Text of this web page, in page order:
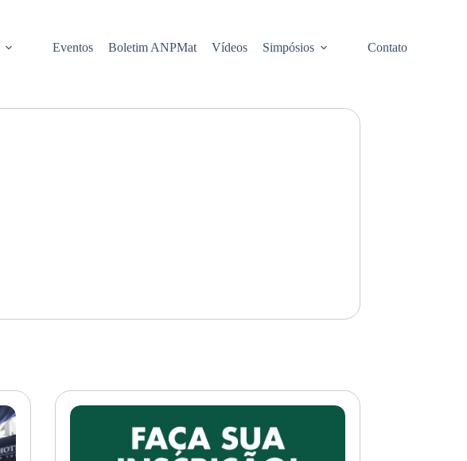
Eventos Boletim ANPMat Vídeos Simpósios Contato